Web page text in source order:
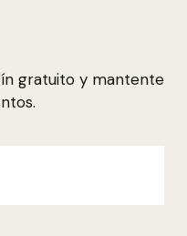
gratuito y mantente